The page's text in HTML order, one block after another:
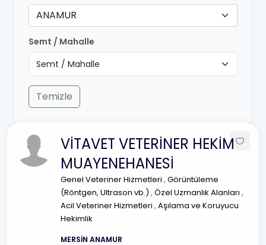
ANAMUR
Semt / Mahalle
Temizle
VİTAVET VETERİNER HEKİM
MUAYENEHANESİ
Genel Veteriner Hizmetleri , Görüntüleme
(Röntgen, Ultrason vb.) , Özel Uzmanlık Alanları ,
Acil Veteriner Hizmetleri , Aşılama ve Koruyucu
Hekimlik
MERSİN ANAMUR